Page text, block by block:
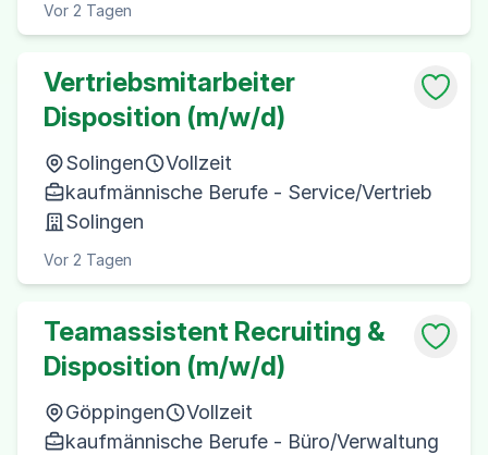
Vor 2 Tagen
Vertriebsmitarbeiter
Disposition (m/w/d)
Solingen
Vollzeit
kaufmännische Berufe - Service/Vertrieb
Solingen
Vor 2 Tagen
Teamassistent Recruiting &
Disposition (m/w/d)
Göppingen
Vollzeit
kaufmännische Berufe - Büro/Verwaltung